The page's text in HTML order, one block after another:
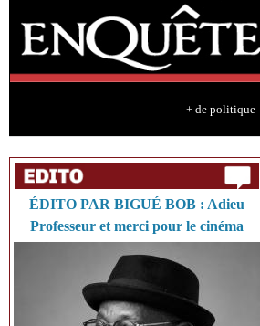
+ de politique
ÉDITO PAR BIGUÉ BOB : Adieu
Professeur et merci pour le cinéma